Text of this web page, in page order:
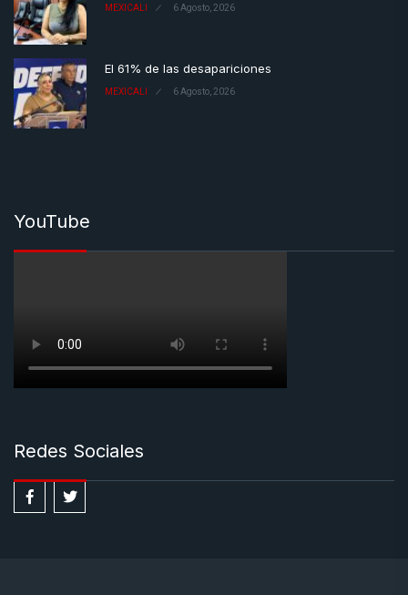
MEXICALI 6 Agosto, 2026
El 61% de las desapariciones
MEXICALI 6 Agosto, 2026
YouTube
Redes Sociales